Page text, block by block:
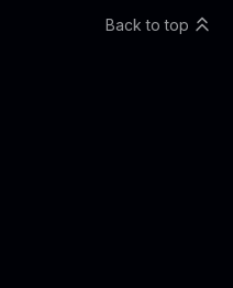
Back to top